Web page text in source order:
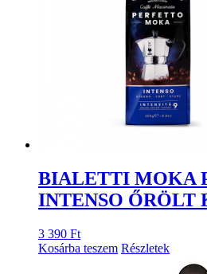
BIALETTI MOKA
INTENSO ŐRÖLT
3 390 Ft
Kosárba teszem Részletek